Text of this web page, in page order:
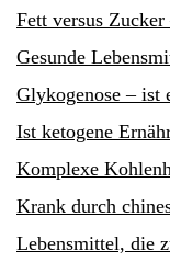
Fett versus
Gesunde
Glykogenose – ist
Ist ketogene
Komplexe
Krank durch
Lebensmittel, die